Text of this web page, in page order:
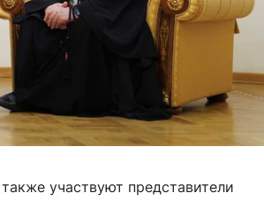
участвуют представители